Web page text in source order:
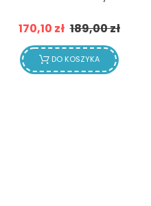
170,10 zł Cena
podstawowa
189,00 złCena
DO KOSZYKA